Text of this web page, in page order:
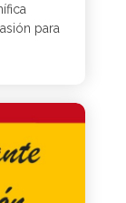
para